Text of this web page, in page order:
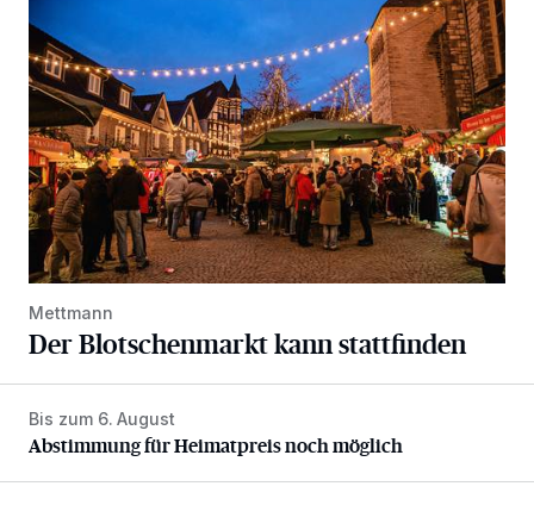
Mettmann
Der Blotschenmarkt kann stattfinden
Abstimmung für Heimatpreis noch möglich
Bis zum 6. August
Abstimmung für Heimatpreis noch möglich